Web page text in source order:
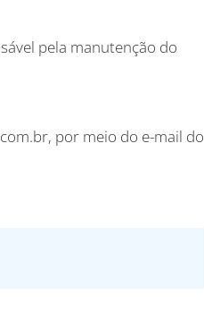
pela manutenção do
por meio do e-mail do